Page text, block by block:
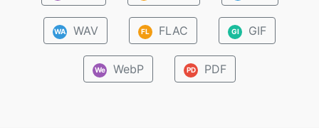
WA WAV FL FLAC GI GIF
We WebP PD PDF